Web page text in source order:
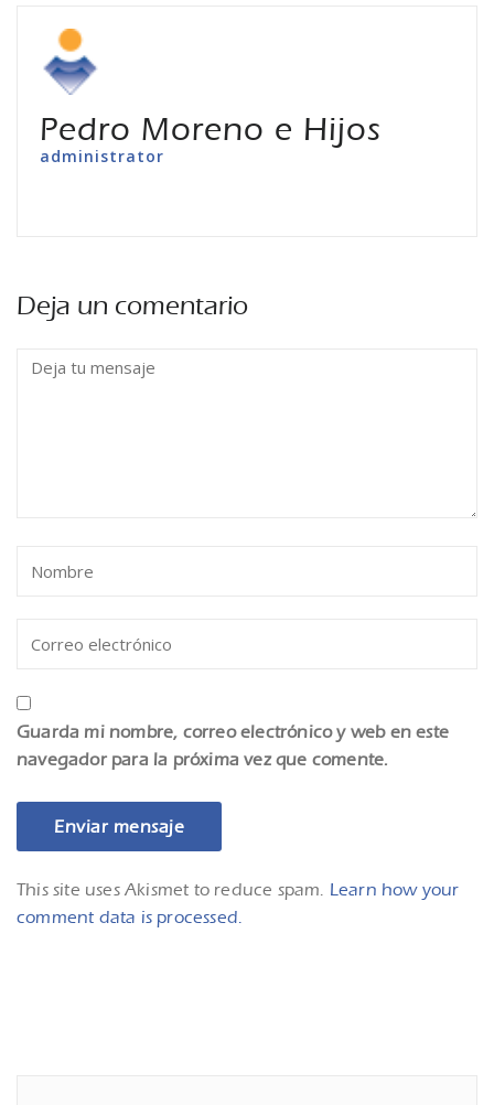
Pedro Moreno e Hijos
administrator
Deja un comentario
Guarda mi nombre, correo electrónico y web en este
navegador para la próxima vez que comente.
This site uses Akismet to reduce spam. Learn how your
comment data is processed.